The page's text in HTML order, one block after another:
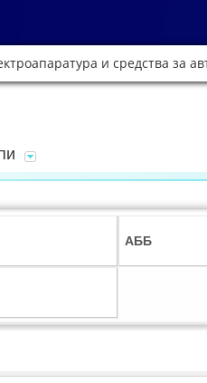
и средства за
АББ